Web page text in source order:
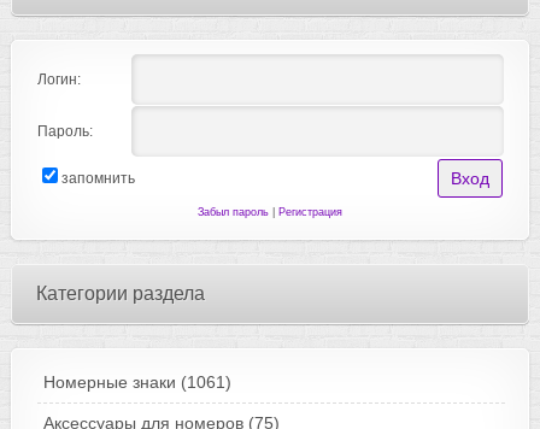
Логин:
Пароль:
запомнить
Забыл пароль| Регистрация
Категории раздела
Номерные знаки (1061)
Аксессуары для номеров (75)